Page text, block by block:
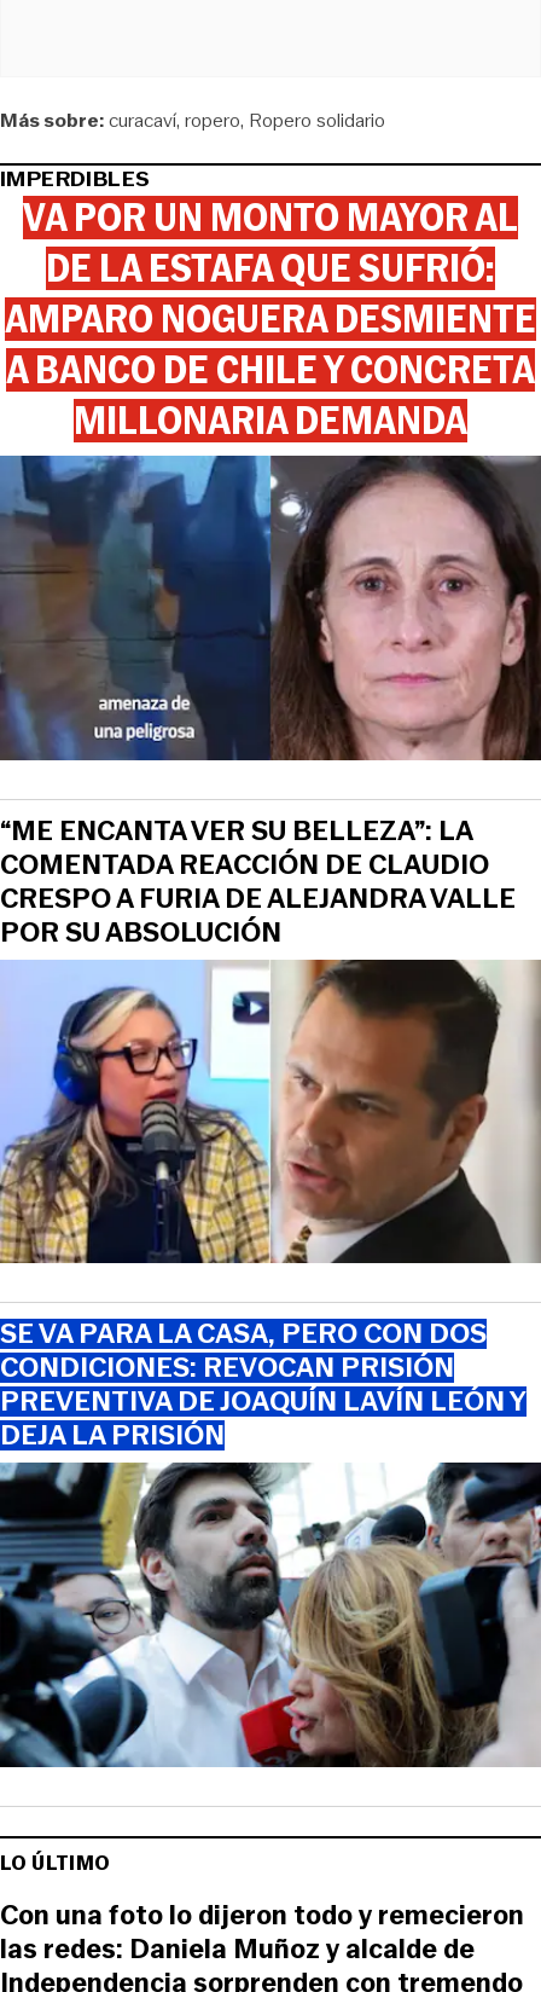
Más sobre:curacaví ropero Ropero solidario
IMPERDIBLES
VA POR UN MONTO MAYOR AL
DE LA ESTAFA QUE SUFRIÓ:
AMPARO NOGUERA DESMIENTE
A BANCO DE CHILE Y CONCRETA
MILLONARIA DEMANDA
“ME ENCANTA VER SU BELLEZA”: LA
COMENTADA REACCIÓN DE CLAUDIO
CRESPO A FURIA DE ALEJANDRA VALLE
POR SU ABSOLUCIÓN
SE VA PARA LA CASA, PERO CON DOS
CONDICIONES: REVOCAN PRISIÓN
PREVENTIVA DE JOAQUÍN LAVÍN LEÓN Y
DEJA LA PRISIÓN
LO ÚLTIMO
Con una foto lo dijeron todo y remecieron
las redes: Daniela Muñoz y alcalde de
Independencia sorprenden con tremendo